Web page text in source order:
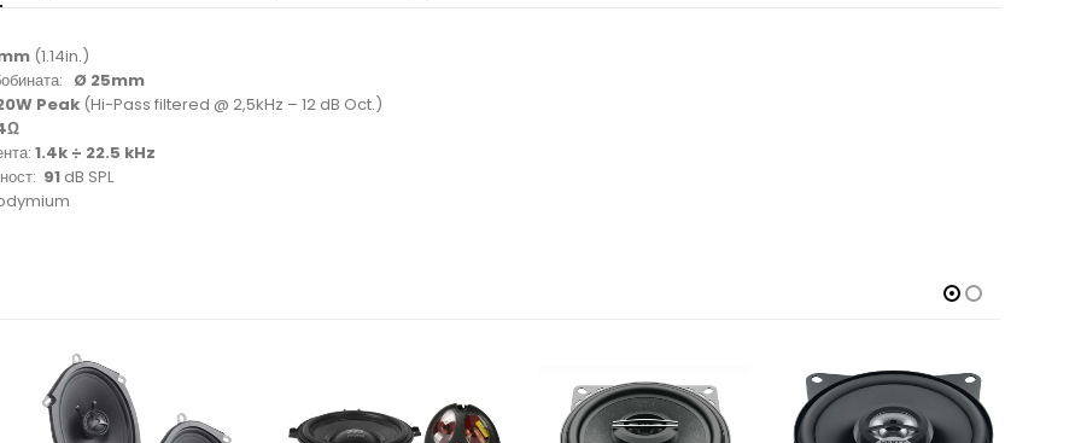
(1.14in.)
Ø 25mm
Peak (Hi-Pass filtered @ 2,5kHz – 12 dB Oct.)
1.4k ÷ 22.5 kHz
91 dB SPL